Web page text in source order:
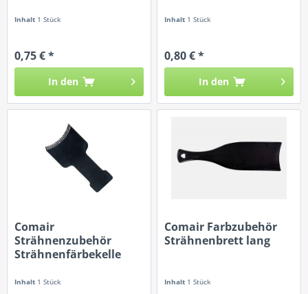
Inhalt 1 Stück
0,75 € *
In den
Inhalt 1 Stück
0,80 € *
In den
Comair
Strähnenzubehör
Strähnenfärbekelle
Inhalt 1 Stück
Comair Farbzubehör
Strähnenbrett lang
Inhalt 1 Stück